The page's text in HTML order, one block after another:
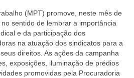
(MPT) promove, neste mês de
sentido de lembrar a importância
e da participação dos
na atuação dos sindicatos para a
direitos. As ações da campanha
exposições, iluminação de prédios
promovidas pela Procuradoria